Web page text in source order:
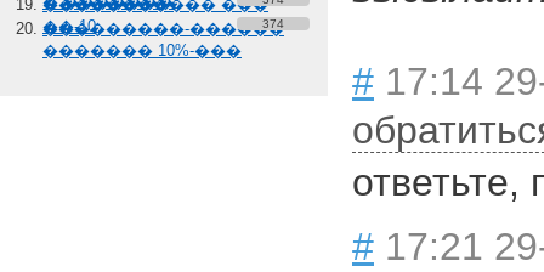
����������� ���
��-10
���������-������
������� 10%-���
374
# 17:14
ответьте,
# 17:21